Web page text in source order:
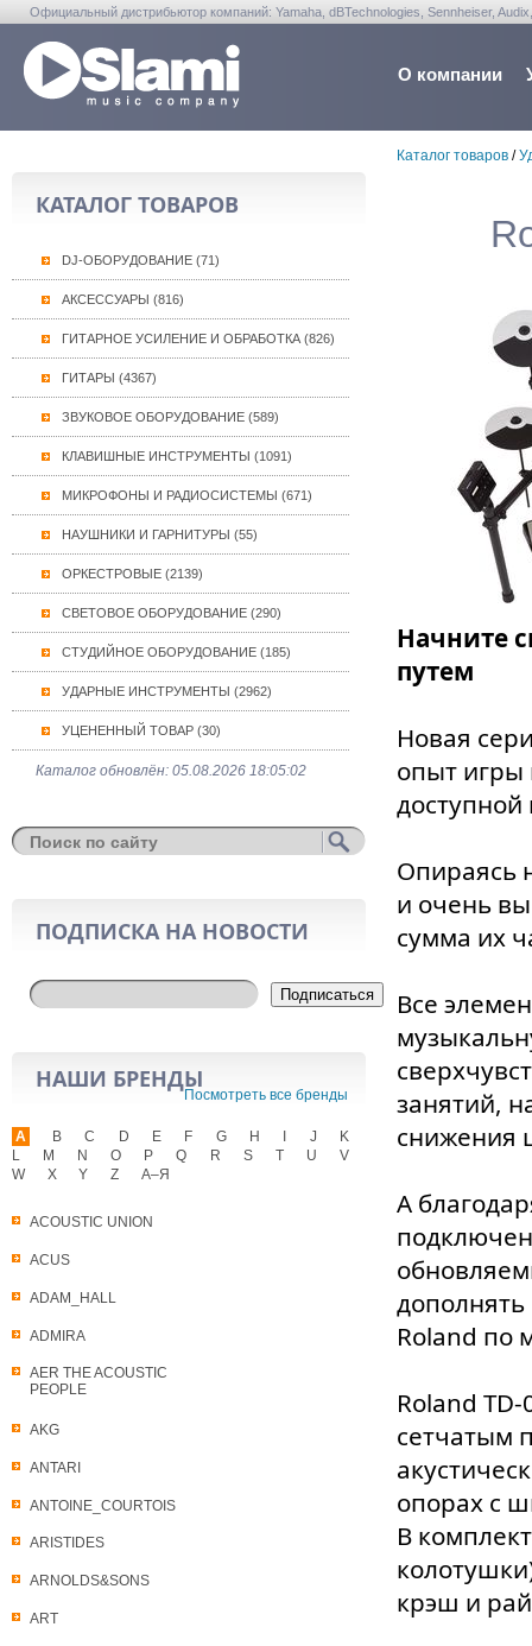
Официальный дистрибьютор компаний: Yamaha, dBTechnologies, Sennheiser,
О компании
КАТАЛОГ ТОВАРОВ
DJ-ОБОРУДОВАНИЕ (71)
АКСЕССУАРЫ (816)
ГИТАРНОЕ УСИЛЕНИЕ И ОБРАБОТКА (826)
ГИТАРЫ (4367)
ЗВУКОВОЕ ОБОРУДОВАНИЕ (589)
КЛАВИШНЫЕ ИНСТРУМЕНТЫ (1091)
МИКРОФОНЫ И РАДИОСИСТЕМЫ (671)
НАУШНИКИ И ГАРНИТУРЫ (55)
ОРКЕСТРОВЫЕ (2139)
СВЕТОВОЕ ОБОРУДОВАНИЕ (290)
СТУДИЙНОЕ ОБОРУДОВАНИЕ (185)
УДАРНЫЕ ИНСТРУМЕНТЫ (2962)
УЦЕНЕННЫЙ ТОВАР (30)
Каталог обновлён: 05.08.2026 18:05:02
ПОДПИСКА НА НОВОСТИ
Подписаться
НАШИ БРЕНДЫ
Посмотреть все бренды
A
ACOUSTIC UNION
ACUS
ADAM_HALL
ADMIRA
AER THE ACOUSTIC
PEOPLE
AKG
ANTARI
ANTOINE_COURTOIS
ARISTIDES
ARNOLDS&SONS
ART
B C D E F G H J
K
L
M N O P Q R S T U
V
W
X Y Z А–Я
Каталог товаров/
Начните
путем
Новая
опыт игры
доступной
Опираясь
и очень
сумма их
Все
занятий,
снижения
А
Roland по
Roland
сетчатым
опорах с
В
крэш и